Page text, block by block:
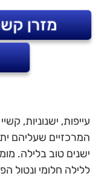
מזרן
עייפות, ישנוניות,
המרכזיים שעליהם
ישנים טוב בלילה.
ללילה חלומי ונטול